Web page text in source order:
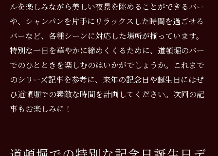
ルを楽しみながら美しい夜景を眺めることができるバー
や、シャンパンを片手にリラックスした時間を過ごせる
バーなど、各種シーンに対応した場所が揃っています。
特別な一日を華やかに締めくくるために、道頓堀のバー
でのひとときを楽しむのはいかがでしょうか。これまで
のシリーズ記事を参考に、来年の記念日や誕生日にはぜ
ひ道頓堀での素敵な時間を計画してください。次回の記
事もお楽しみに！